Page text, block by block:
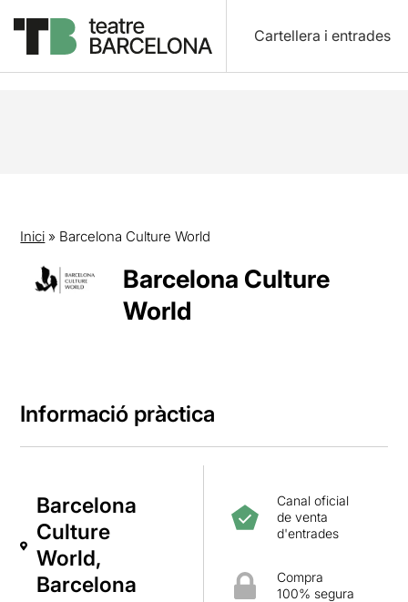
Cartellera i entrades
Inici » Barcelona Culture World
Barcelona Culture
World
Informació pràctica
Barcelona
Culture
World,
Barcelona
Canal oficial
de venta
d'entrades
Compra
100% segura